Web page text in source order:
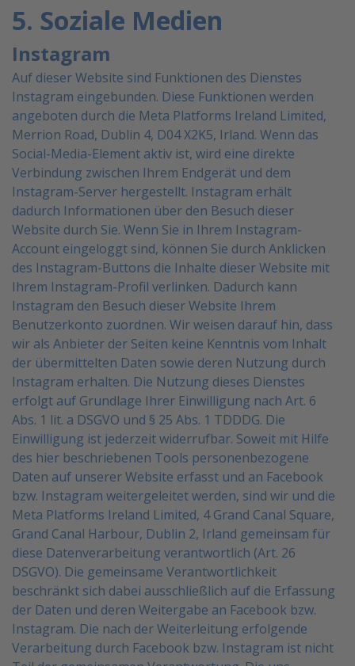
5. Soziale Medien
Instagram
Auf dieser Website sind Funktionen des Dienstes
Instagram eingebunden. Diese Funktionen werden
angeboten durch die Meta Platforms Ireland Limited,
Merrion Road, Dublin 4, D04 X2K5, Irland. Wenn das
Social-Media-Element aktiv ist, wird eine direkte
Verbindung zwischen Ihrem Endgerät und dem
Instagram-Server hergestellt. Instagram erhält
dadurch Informationen über den Besuch dieser
Website durch Sie. Wenn Sie in Ihrem Instagram-
Account eingeloggt sind, können Sie durch Anklicken
des Instagram-Buttons die Inhalte dieser Website mit
Ihrem Instagram-Profil verlinken. Dadurch kann
Instagram den Besuch dieserWebsite Ihrem
Benutzerkonto zuordnen. Wir weisen darauf hin, dass
wir als Anbieter der Seiten keine Kenntnis vom Inhalt
der übermittelten Daten sowie deren Nutzung durch
Instagram erhalten. Die Nutzung dieses Dienstes
erfolgt auf Grundlage Ihrer Einwilligung nach Art. 6
Abs. 1 lit. a DSGVO und § 25 Abs. 1 TDDDG. Die
Einwilligung ist jederzeit widerrufbar. Soweit mit Hilfe
des hier beschriebenen Tools personenbezogene
Daten auf unserer Website erfasst und an Facebook
bzw. Instagram weitergeleitet werden, sind wir und die
Meta Platforms Ireland Limited, 4 Grand Canal Square,
Grand Canal Harbour, Dublin 2, Irland gemeinsam für
diese Datenverarbeitung verantwortlich (Art. 26
DSGVO). Die gemeinsame Verantwortlichkeit
beschränkt sich dabei ausschließlich auf die Erfassung
der Daten und deren Weitergabe an Facebook bzw.
Instagram. Die nach der Weiterleitung erfolgende
Verarbeitung durch Facebook bzw. Instagram ist nicht